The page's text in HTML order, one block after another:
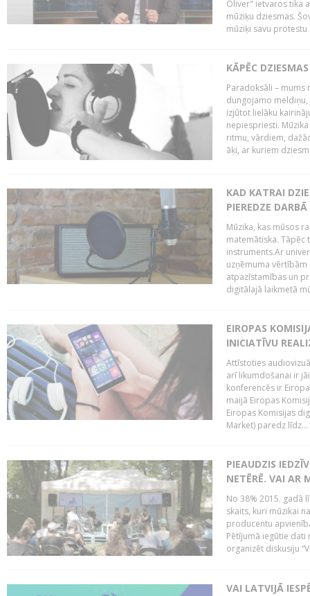
Oliver" ietvaros tika
mūziķu dziesmas.
mūziķi savu
KĀPĒC
Paradoksāli – mums
dungojamo
izjūtot lielāku
nepiespriesti.
ritmu, vārdiem,
āķi, ar kuriem
KAD KATRAI
PIEREDZE
Mūzika, kas mūsos
matemātiska. Tāpēc
instruments.Ar
uzņēmuma
atpazīstamības un
digitālajā laikmetā
EIROPAS
INICIATĪVU
Attīstoties
arī likumdošanai ir
konferencēs ir
maijā Eiropas
Eiropas Komisijas
Market) paredz līdz...
PIEAUDZIS
NETĒRĒ. VAI AR
No 38% 2015. gadā
skaits, kuri mūzikai
producentu
Pētījumā iegūtie dati
organizēt diskusiju
VAI LATVIJĀ